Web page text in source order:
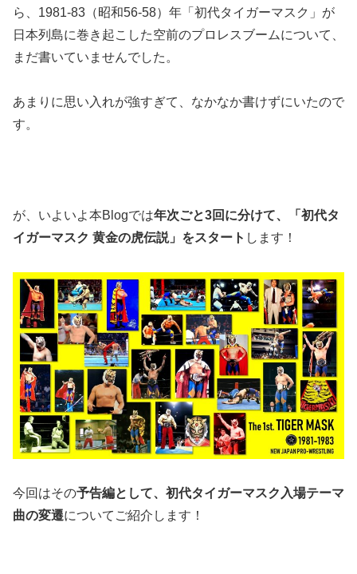
ら、1981-83（昭和56-58）年「初代タイガーマスク」が
日本列島に巻き起こした空前のプロレスブームについて、
まだ書いていませんでした。
あまりに思い入れが強すぎて、なかなか書けずにいたので
す。
が、いよいよ本Blogでは年次ごと3回に分けて、「初代タ
イガーマスク 黄金の虎伝説」をスタート します！
今回はその予告編として、初代タイガーマスク入場テーマ
曲の変遷についてご紹介します！